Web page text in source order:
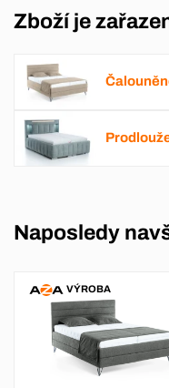
Zboží je
Naposledy
VÝROBA